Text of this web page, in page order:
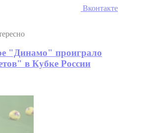
Вконтакте
"Динамо" проиграло
в Кубке России